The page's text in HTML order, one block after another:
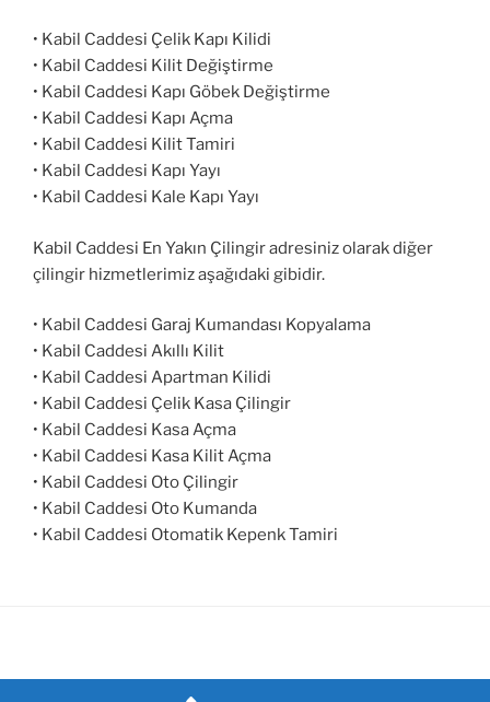
• Kabil Caddesi Çelik Kapı Kilidi
• Kabil Caddesi Kilit Değiştirme
• Kabil Caddesi Kapı Göbek Değiştirme
• Kabil Caddesi Kapı Açma
• Kabil Caddesi Kilit Tamiri
• Kabil Caddesi Kapı Yayı
• Kabil Caddesi Kale Kapı Yayı
Kabil Caddesi En Yakın Çilingir adresiniz olarak diğer
çilingir hizmetlerimiz aşağıdaki gibidir.
• Kabil Caddesi Garaj Kumandası Kopyalama
• Kabil Caddesi Akıllı Kilit
• Kabil Caddesi Apartman Kilidi
• Kabil Caddesi Çelik Kasa Çilingir
• Kabil Caddesi Kasa Açma
• Kabil Caddesi Kasa Kilit Açma
• Kabil Caddesi Oto Çilingir
• Kabil Caddesi Oto Kumanda
• Kabil Caddesi Otomatik Kepenk Tamiri